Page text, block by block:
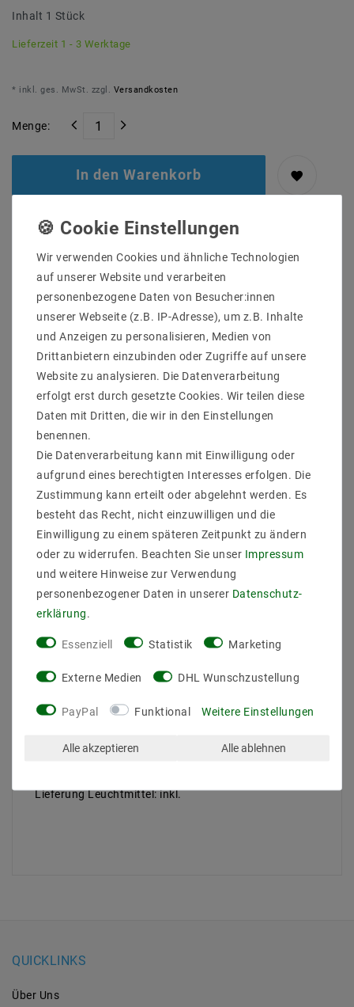
Inhalt 1 Stück
Lieferzeit 1 - 3 Werktage
* inkl. ges. MwSt. zzgl. Versandkosten
Menge:
In den Warenkorb
Sicher
einkaufen
Schnelle
Kostenlose
0203-928-789-63
Weitere Details
Artikle Nr: 18/1428.07
Fassung: LED
Schutzart: IP 20
Lieferung Leuchtmittel: inkl.
QUICKLINKS
Über Uns
Wir verwenden Cookies und ähnliche Technologien
auf unserer Website und verarbeiten
personenbezogene Daten von Besucher:innen
unserer Webseite (z.B. IP-Adresse), um z.B. Inhalte
und Anzeigen zu personalisieren, Medien von
Drittanbietern einzubinden oder Zugriffe auf unsere
Website zu analysieren. Die Datenverarbeitung
erfolgt erst durch gesetzte Cookies. Wir teilen diese
Daten mit Dritten, die wir in den Einstellungen
benennen.
Die Datenverarbeitung kann mit Einwilligung oder
aufgrund eines berechtigten Interesses erfolgen. Die
Zustimmung kann erteilt oder abgelehnt werden. Es
besteht das Recht, nicht einzuwilligen und die
Einwilligung zu einem späteren Zeitpunkt zu ändern
oder zu widerrufen. Beachten Sie unser Impressum
und weitere Hinweise zur Verwendung
personenbezogener Daten in unserer Daten­schutz­
erklärung
Essenziell Statistik Marketing
Externe Medien DHL Wunschzustellung
PayPal Funktional Weitere Einstellungen
Alle akzeptieren Alle ablehnen